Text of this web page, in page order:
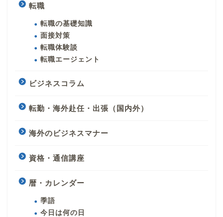
転職
転職の基礎知識
面接対策
転職体験談
転職エージェント
ビジネスコラム
転勤・海外赴任・出張（国内外）
海外のビジネスマナー
資格・通信講座
暦・カレンダー
季語
今日は何の日